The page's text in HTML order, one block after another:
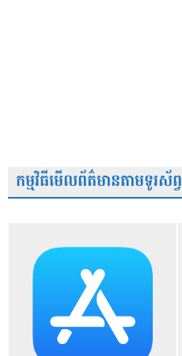
កម្មវិធីមើលព័ត៌មានតាមទូរស័ព្វ